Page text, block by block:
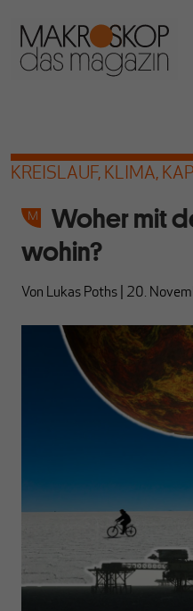
KREISLAUF, KLIMA,
Woher mit
wohin?
Von Lukas Poths 20.